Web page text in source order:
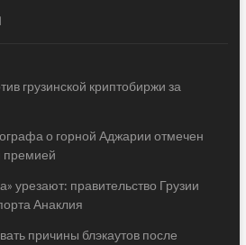
грузинской криптобиржи за
о горной Аджарии отмечен
премией
урезают: правительство Грузии
Анаклия
причины блэкаутов после